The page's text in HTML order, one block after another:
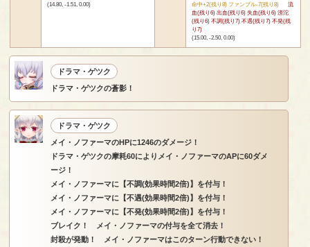
(14.80, -1.51, 0.00)
命中+2(残り8) ファンブル-7(残り8)
流
血(残り6) 出血(残り6) 失血(残り6) 滂沱
(残り6) 不調(残り7) 不遇(残り7) 不発(残
り7)
(15.00, -2.50, 0.00)
ドラマ・ゲツク
ドラマ・ゲツクの蒼影！
ドラマ・ゲツク
メイ・ノファーマのHPに1246のダメージ！
ドラマ・ゲツクの摩耗60によりメイ・ノファーマのAPに60ダメ
ージ！
メイ・ノファーマに【不調(効果時間2倍)】を付与！
メイ・ノファーマに【不遇(効果時間2倍)】を付与！
メイ・ノファーマに【不発(効果時間2倍)】を付与！
ブレイク！ メイ・ノファーマの付与を全て消去！
封殺が発動！ メイ・ノファーマはこのターン行動できない！